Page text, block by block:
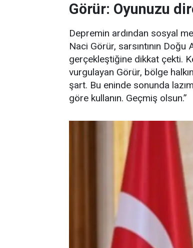
Görür: Oyunuzu
Depremin ardından sosyal
Naci Görür, sarsıntının
gerçekleştiğine dikkat çekti.
vurgulayan Görür, bölge
şart. Bu eninde sonunda
göre kullanın. Geçmiş olsun.”